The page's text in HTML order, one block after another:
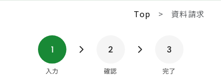
NEWうるま
ハイグレードうるま
マンションシリーズ
ミッドヒルズ沢岻（完売）
Top 資料請求